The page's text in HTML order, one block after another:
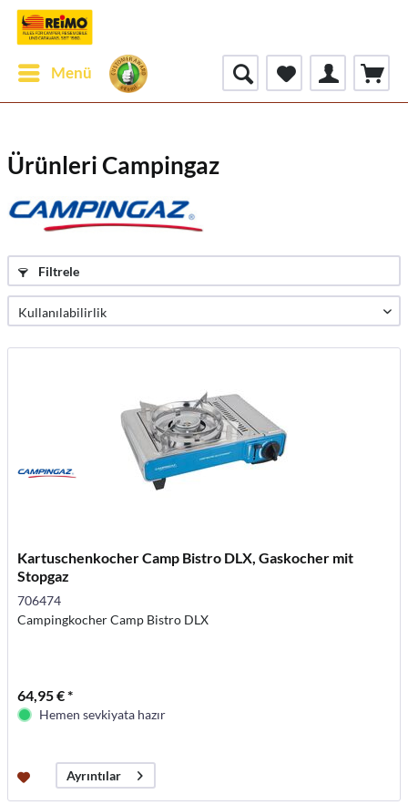
Menü
Ürünleri Campingaz
Filtrele
Kartuschenkocher Camp Bistro DLX, Gaskocher mit
Stopgaz
706474
Campingkocher Camp Bistro DLX
64,95 € *
Hemen sevkiyata hazır
Ayrıntılar